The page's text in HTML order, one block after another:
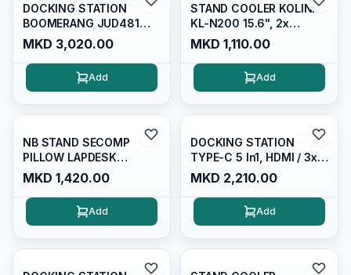
DOCKING STATION
BOOMERANG JUD481
HDMI / VGA / 2 X USB3.0 /
LAN, AUDIO/MIC 3.5MM,
JUD481
MKD 3,020.00
Add
STAND COOLER KOLINK
KL-N200 15.6", 2x
140mm Fans, Blue LED,
USB, Black
MKD 1,110.00
Add
NB STAND SECOMP
PILLOW LAPDESK
(TABLET AND LAPTOP)
Max 14", SILVER
MKD 1,420.00
Add
DOCKING STATION
TYPE-C 5 In1, HDMI / 3x
USB 3.0 / Type-c /
XIAOMI
MKD 2,210.00
Add